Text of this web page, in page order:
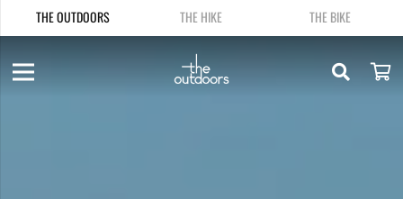
THE OUTDOORS THE HIKE THE BIKE